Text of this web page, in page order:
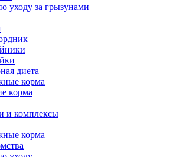
уходу за грызунами
диета
корма
корма
и комплексы
корма